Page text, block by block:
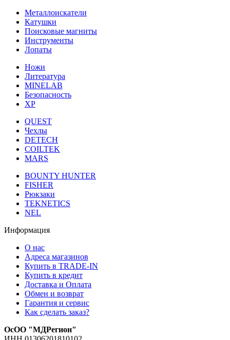
Металлоискатели
Катушки
Поисковые магниты
Инструменты
Лопаты
Ножи
Литература
MINELAB
Безопасность
XP
QUEST
Чехлы
DETECH
COILTEK
MARS
BOUNTY HUNTER
FISHER
Рюкзаки
TEKNETICS
NEL
Информация
О нас
Адреса магазинов
Купить в TRADE-IN
Купить в кредит
Доставка и Оплата
Обмен и возврат
Гарантия и сервис
Как сделать заказ?
ОсОО "МДРегион"